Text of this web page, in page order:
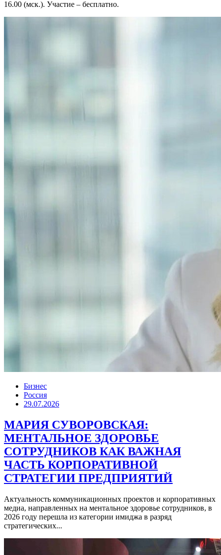
16.00 (мск.). Участие – бесплатно.
Бизнес
Россия
29.07.2026
МАРИЯ СУВОРОВСКАЯ:
МЕНТАЛЬНОЕ ЗДОРОВЬЕ
СОТРУДНИКОВ КАК ВАЖНАЯ
ЧАСТЬ КОРПОРАТИВНОЙ
СТРАТЕГИИ ПРЕДПРИЯТИЙ
Актуальность коммуникационных проектов и корпоративных
медиа, направленных на ментальное здоровье сотрудников, в
2026 году перешла из категории имиджа в разряд
стратегических...